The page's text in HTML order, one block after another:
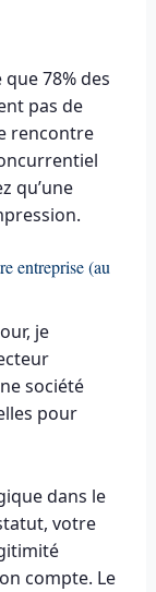
78% des
pas de
rencontre
qu’une
entreprise (au
je
société
pour
dans le
votre
compte. Le